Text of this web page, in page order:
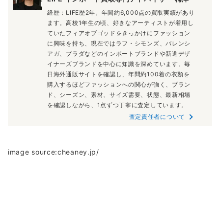
経歴：LIFE歴2年。年間約6,000点の買取実績があり
ます。高校1年生の頃、好きなアーティストが着用し
ていたフィアオブゴッドをきっかけにファッション
に興味を持ち、現在ではラフ・シモンズ、バレンシ
アガ、プラダなどのインポートブランドや新進デザ
イナーズブランドを中心に知識を深めています。毎
日海外通販サイトを確認し、年間約100着の衣類を
購入するほどファッションへの関心が強く、ブラン
ド、シーズン、素材、サイズ需要、状態、最新相場
を確認しながら、1点ずつ丁寧に査定しています。
査定責任者について
image source:cheaney.jp/